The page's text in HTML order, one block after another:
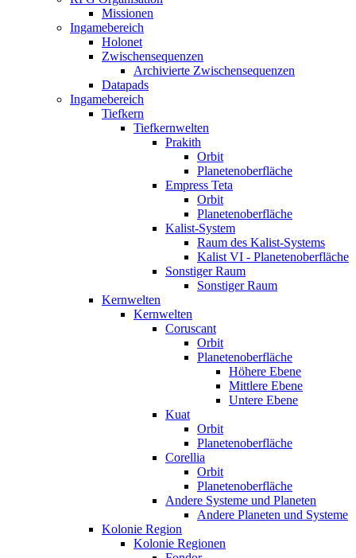
Missionen
Ingamebereich
Holonet
Zwischensequenzen
Archivierte Zwischensequenzen
Datapads
Ingamebereich
Tiefkern
Tiefkernwelten
Prakith
Orbit
Planetenoberfläche
Empress Teta
Orbit
Planetenoberfläche
Kalist-System
Raum des Kalist-Systems
Kalist VI - Planetenoberfläche
Sonstiger Raum
Sonstiger Raum
Kernwelten
Kernwelten
Coruscant
Orbit
Planetenoberfläche
Höhere Ebene
Mittlere Ebene
Untere Ebene
Kuat
Orbit
Planetenoberfläche
Corellia
Orbit
Planetenoberfläche
Andere Systeme und Planeten
Andere Planeten und Systeme
Kolonie Region
Kolonie Regionen